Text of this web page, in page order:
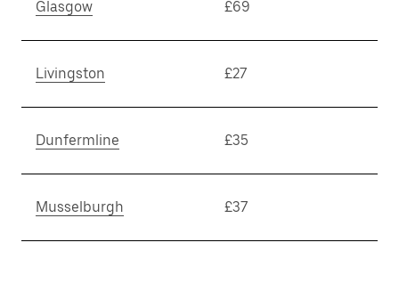
Glasgow £69
Livingston £27
Dunfermline £35
Musselburgh £37